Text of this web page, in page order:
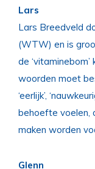
Lars
Lars Breedveld
(WTW) en is
de
woorden moet
‘eerlijk’,
behoefte voelen,
maken worden
Glenn